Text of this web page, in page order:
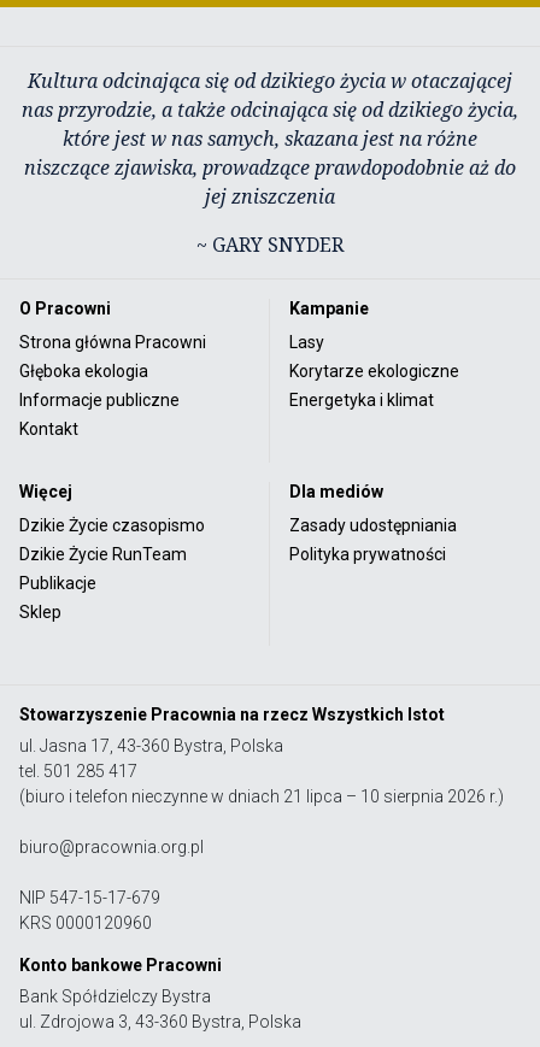
Kultura odcinająca się od dzikiego życia w otaczającej
nas przyrodzie, a także odcinająca się od dzikiego życia,
które jest w nas samych, skazana jest na różne
niszczące zjawiska, prowadzące prawdopodobnie aż do
jej zniszczenia
~ GARY SNYDER
O Pracowni
Strona główna Pracowni
Głęboka ekologia
Informacje publiczne
Kontakt
Kampanie
Lasy
Korytarze ekologiczne
Energetyka i klimat
Więcej
Dzikie Życie czasopismo
Dzikie Życie RunTeam
Publikacje
Sklep
Dla mediów
Zasady udostępniania
Polityka prywatności
Stowarzyszenie Pracownia na rzecz Wszystkich Istot
ul. Jasna 17, 43-360 Bystra, Polska
tel. 501 285 417
(biuro i telefon nieczynne w dniach 21 lipca – 10 sierpnia 2026 r.)
biuro@pracownia.org.pl
NIP 547-15-17-679
KRS 0000120960
Konto bankowe Pracowni
Bank Spółdzielczy Bystra
ul. Zdrojowa 3, 43-360 Bystra, Polska